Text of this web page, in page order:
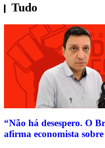
Tudo
“Não há desespero. O
afirma economista